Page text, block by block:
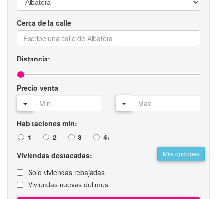
Cerca de la calle
Distancia:
Precio venta
Habitaciones mín:
1
2 3 4+
Más opciones
Viviendas destacadas:
Solo viviendas rebajadas
Viviendas nuevas del mes